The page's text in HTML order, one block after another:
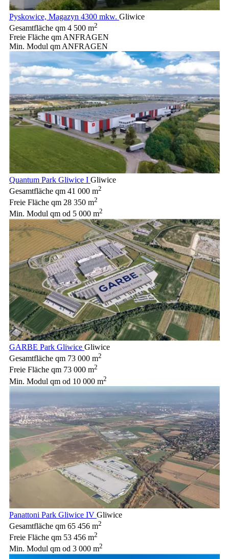
Pyskowice, Magazyn 4300 mkw. Gliwice
Gesamtfläche qm 4 500 m2
Freie Fläche qm ANFRAGEN
Min. Modul qm ANFRAGEN
Quantum Park Gliwice I Gliwice
Gesamtfläche qm 41 000 m2
Freie Fläche qm 28 350 m2
Min. Modul qm od 5 000 m2
GARBE Park Gliwice Gliwice
Gesamtfläche qm 73 000 m2
Freie Fläche qm 73 000 m2
Min. Modul qm od 10 000 m2
Panattoni Park Gliwice IV Gliwice
Gesamtfläche qm 65 456 m2
Freie Fläche qm 53 456 m2
Min. Modul qm od 3 000 m2